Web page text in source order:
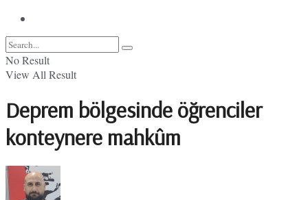
No Result
View All Result
Deprem bölgesinde öğrenciler
konteynere mahkûm